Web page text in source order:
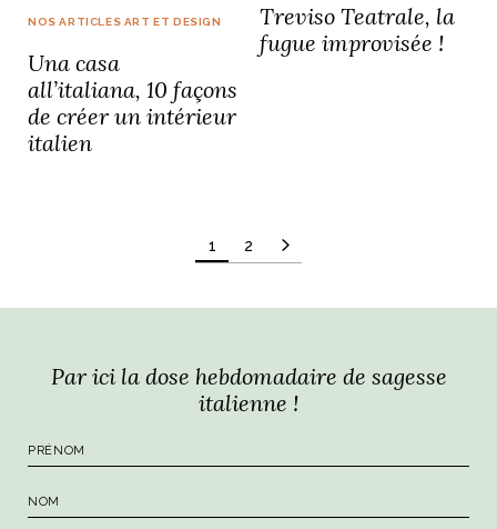
NOS ARTICLES ART ET DESIGN
Una casa
all’italiana, 10 façons
de créer un intérieur
italien
Treviso Teatrale, la
fugue improvisée !
Pagination
publications
1 2
Par ici la dose hebdomadaire de sagesse
italienne !